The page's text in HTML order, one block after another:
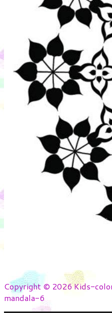
Copyright © 2026 Kids-
mandala-6